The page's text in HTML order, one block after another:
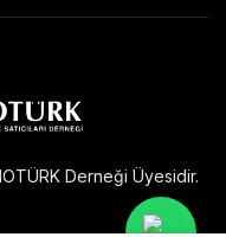
Derneği Üyesidir.